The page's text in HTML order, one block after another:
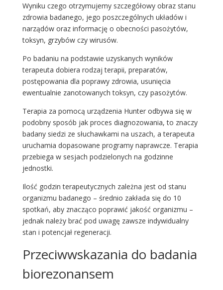
Wyniku czego otrzymujemy szczegółowy obraz stanu
zdrowia badanego, jego poszczególnych układów i
narządów oraz informację o obecności pasożytów,
toksyn, grzybów czy wirusów.
Po badaniu na podstawie uzyskanych wyników
terapeuta dobiera rodzaj terapii, preparatów,
postępowania dla poprawy zdrowia, usunięcia
ewentualnie zanotowanych toksyn, czy pasożytów.
Terapia za pomocą urządzenia Hunter odbywa się w
podobny sposób jak proces diagnozowania, to znaczy
badany siedzi ze słuchawkami na uszach, a terapeuta
uruchamia dopasowane programy naprawcze. Terapia
przebiega w sesjach podzielonych na godzinne
jednostki.
Ilość godzin terapeutycznych zależna jest od stanu
organizmu badanego – średnio zakłada się do 10
spotkań, aby znacząco poprawić jakość organizmu –
jednak należy brać pod uwagę zawsze indywidualny
stan i potencjał regeneracji.
Przeciwwskazania do badania
biorezonansem